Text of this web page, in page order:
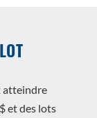
atteindre
et des lots